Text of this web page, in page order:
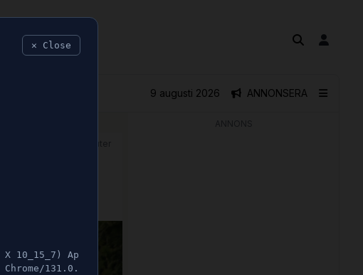
ANNONSERA
9 augusti 2026
✕ Close
10_15_7) Ap
131.0.